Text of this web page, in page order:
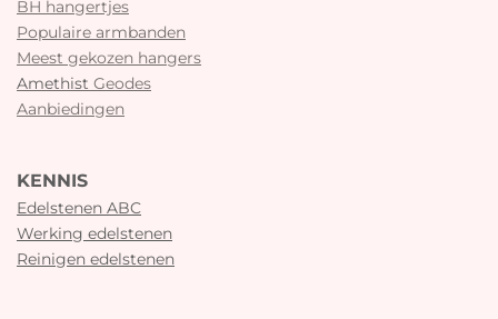
BH hangertjes
Populaire armbanden
Meest gekozen hangers
Amethist Geodes
Aanbiedingen
KENNIS
Edelstenen ABC
Werking edelstenen
Reinigen edelstenen